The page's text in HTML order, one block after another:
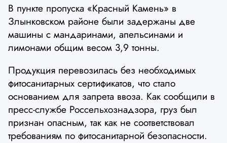
В пункте пропуска «Красный Камень» в
Злынковском районе были задержаны две
машины с мандаринами, апельсинами и
лимонами общим весом 3,9 тонны.
Продукция перевозилась без необходимых
фитосанитарных сертификатов, что стало
основанием для запрета ввоза. Как сообщили в
пресс-службе Россельхознадзора, груз был
признан опасным, так как не соответствовал
требованиям по фитосанитарной безопасности.